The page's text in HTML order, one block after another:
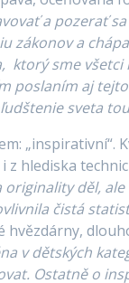
a pozerať
zákonov a
ktorý sme
poslaním aj
sveta
„inspirativní“.
hlediska
děl,
čistá
hvězdárny,
v dětských
Ostatně o